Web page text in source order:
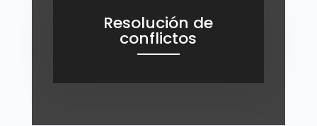
Resolución de
conflictos